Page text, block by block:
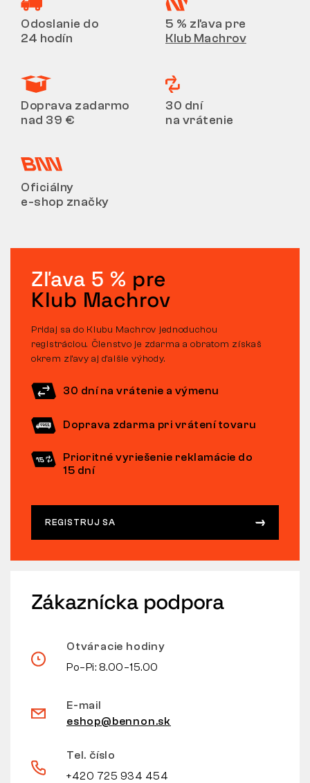
Odoslanie do
24 hodín
5 % zľava pre
Klub Machrov
Doprava zadarmo
nad 39 €
30 dní
na vrátenie
Oficiálny
e-shop značky
Zľava 5 % pre
Klub Machrov
Pridaj sa do Klubu Machrov jednoduchou
registráciou. Členstvo je zdarma a obratom získaš
okrem zľavy aj ďalšie výhody.
30 dní na vrátenie a výmenu
Doprava zdarma pri vrátení tovaru
Prioritné vyriešenie reklamácie do
15 dní
REGISTRUJ SA
Zákaznícka podpora
Otváracie hodiny
Po–Pi: 8.00–15.00
E-mail
eshop@bennon.sk
Tel. číslo
+420 725 934 454